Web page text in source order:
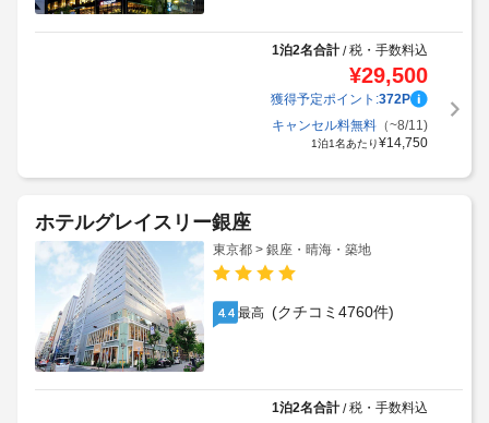
1泊2名合計/税・手数料込
¥29,500
獲得予定ポイント:372P
キャンセル料無料（~8/11)
1泊1名あたり¥14,750
ホテルグレイスリー銀座
東京都 > 銀座・晴海・築地
4.4 最高 (クチコミ4760件)
1泊2名合計/税・手数料込